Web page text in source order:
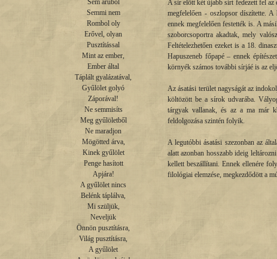
Sem árúból
Semmi nem
Rombol oly
Erővel, olyan
Pusztítással
Mint az ember,
Ember által
Táplált gyalázatával,
Gyűlölet golyó
Záporával!
Ne semmisíts
Meg gyűlöletből
Ne maradjon
Mögötted árva,
Kinek gyűlölet
Penge hasított
Apjára!
A gyűlölet nincs
Belénk táplálva,
Mi szüljük,
Neveljük
Önnön pusztításra,
Világ pusztításra,
A gyűlölet
A sír előtt két újabb sírt fedezett fel
megfelelően - oszlopsor díszítette.
ennek megfelelően festették is. A
szoborcsoportra akadtak, mely
Feltételezhetően ezeket is a 18.
Hapuszeneb főpapé – ennek
környék számos további sírjáé is az
Az ásatási terület nagyságát az
költözött be a sírok udvarába.
tárgyak vallanak, és az a ma már
feldolgozása szintén folyik.
A legutóbbi ásatási szezonban az
alatt azonban hosszabb ideig
kellett beszállítani. Ennek ellenére
filológiai elemzése, megkezdődött a